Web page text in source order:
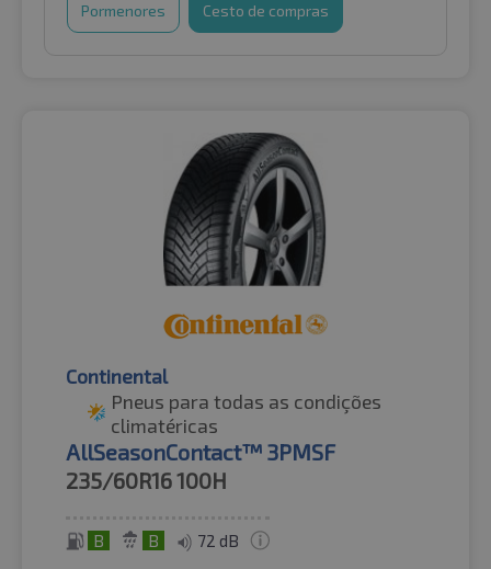
Pormenores Cesto de compras
Continental
Pneus para todas as condições
climatéricas
AllSeasonContact™ 3PMSF
235/60R16100H
B B 72 dB